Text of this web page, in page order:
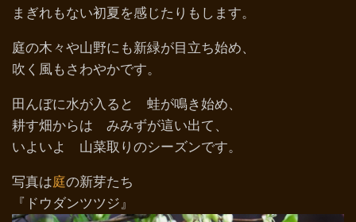
まぎれもない初夏を感じたりもします。
庭の木々や山野にも新緑が目立ち始め、
吹く風もさわやかです。
田んぼに水が入ると 蛙が鳴き始め、
耕す畑からは みみずが這い出て、
いよいよ 山菜取りのシーズンです。
写真は庭の新芽たち
『ドウダンツツジ』